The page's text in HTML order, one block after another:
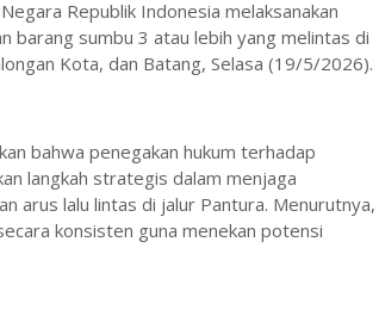
Republik Indonesia melaksanakan
barang sumbu 3 atau lebih yang melintas di
Kota, dan Batang, Selasa (19/5/2026).
bahwa penegakan hukum terhadap
langkah strategis dalam menjaga
arus lalu lintas di jalur Pantura. Menurutnya,
konsisten guna menekan potensi